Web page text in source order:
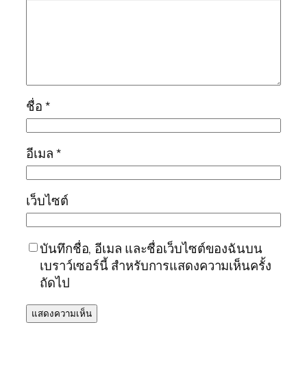
ชื่อ*
อีเมล*
เว็บไซต์
บันทึกชื่อ, อีเมล และชื่อเว็บไซต์ของฉันบน
เบราว์เซอร์นี้ สำหรับการแสดงความเห็นครั้ง
ถัดไป